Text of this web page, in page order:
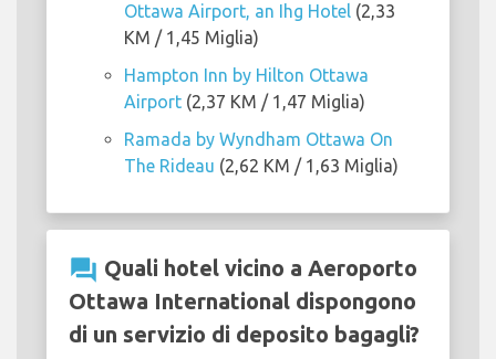
Ottawa Airport, an Ihg Hotel (2,33
KM / 1,45 Miglia)
Hampton Inn by Hilton Ottawa
Airport (2,37 KM / 1,47 Miglia)
Ramada by Wyndham Ottawa On
The Rideau (2,62 KM / 1,63 Miglia)
question_answer Quali hotel vicino a Aeroporto
Ottawa International dispongono
di un servizio di deposito bagagli?